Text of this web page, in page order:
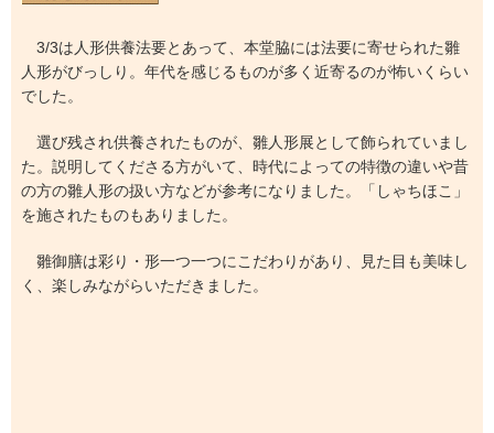
3/3は人形供養法要とあって、本堂脇には法要に寄せられた雛
人形がびっしり。年代を感じるものが多く近寄るのが怖いくらい
でした。
選び残され供養されたものが、雛人形展として飾られていまし
た。説明してくださる方がいて、時代によっての特徴の違いや昔
の方の雛人形の扱い方などが参考になりました。「しゃちほこ」
を施されたものもありました。
雛御膳は彩り・形一つ一つにこだわりがあり、見た目も美味し
く、楽しみながらいただきました。